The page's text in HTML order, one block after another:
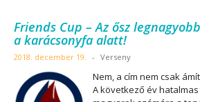
Friends Cup – Az ősz
a karácsonyfa alatt!
2018. december 19. - Verseny
Nem, a cím nem csak
A következő év